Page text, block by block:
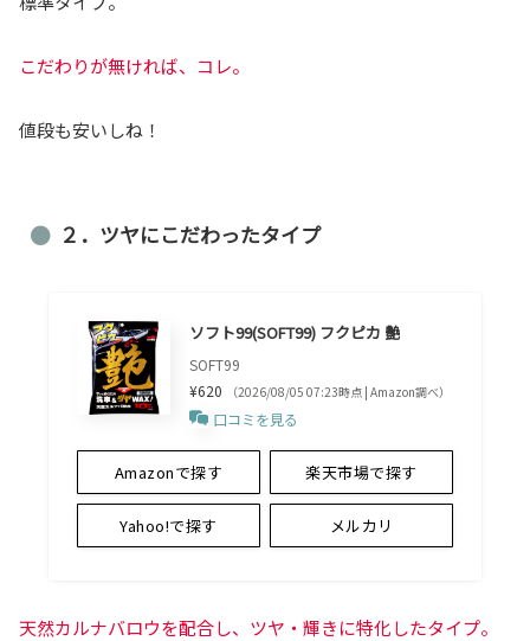
こだわりが無ければ、コレ。
値段も安いしね！
２．ツヤにこだわったタイプ
ソフト99(SOFT99) フクピカ 艶
SOFT99
¥620
（2026/08/05 07:23時点 | Amazon調べ）
口コミを見る
Amazonで探す 楽天市場で探す
Yahoo!で探す メルカリ
天然カルナバロウを配合し、ツヤ・輝きに特化したタイプ。